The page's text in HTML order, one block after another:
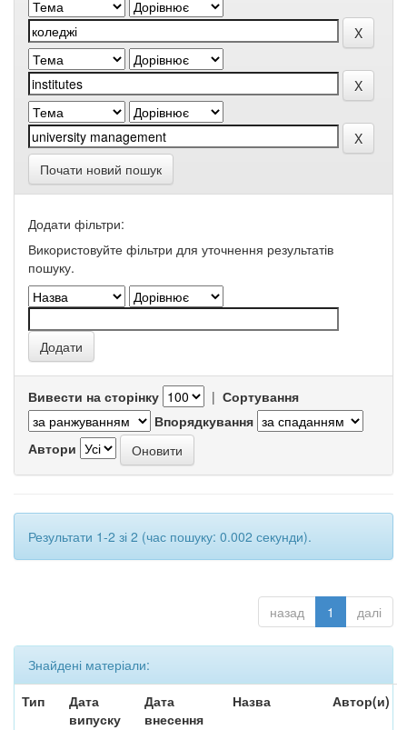
Почати новий пошук
Додати фільтри:
Використовуйте фільтри для уточнення результатів
пошуку.
Вивести на сторінку | Сортування
Впорядкування
Автори
Результати 1-2 зі 2 (час пошуку: 0.002 секунди).
назад 1 далі
Знайдені матеріали:
Тип
Дата
випуску
Дата
внесення
Назва Автор(и)